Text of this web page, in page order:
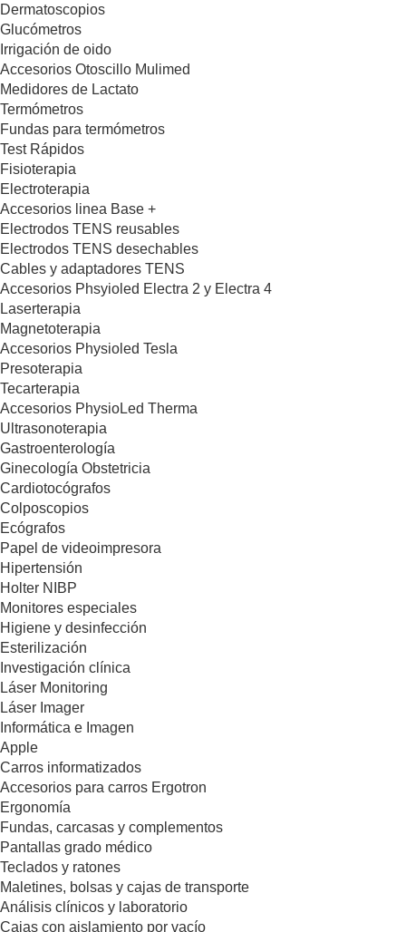
Dermatoscopios
Glucómetros
Irrigación de oido
Accesorios Otoscillo Mulimed
Medidores de Lactato
Termómetros
Fundas para termómetros
Test Rápidos
Fisioterapia
Electroterapia
Accesorios linea Base +
Electrodos TENS reusables
Electrodos TENS desechables
Cables y adaptadores TENS
Accesorios Phsyioled Electra 2 y Electra 4
Laserterapia
Magnetoterapia
Accesorios Physioled Tesla
Presoterapia
Tecarterapia
Accesorios PhysioLed Therma
Ultrasonoterapia
Gastroenterología
Ginecología Obstetricia
Cardiotocógrafos
Colposcopios
Ecógrafos
Papel de videoimpresora
Hipertensión
Holter NIBP
Monitores especiales
Higiene y desinfección
Esterilización
Investigación clínica
Láser Monitoring
Láser Imager
Informática e Imagen
Apple
Carros informatizados
Accesorios para carros Ergotron
Ergonomía
Fundas, carcasas y complementos
Pantallas grado médico
Teclados y ratones
Maletines, bolsas y cajas de transporte
Análisis clínicos y laboratorio
Cajas con aislamiento por vacío